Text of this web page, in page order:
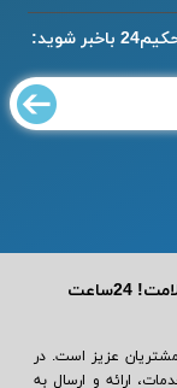
شوید:
فروشگاه اینترنتی داروخانه حکیم24، به وقت سلامت! 24ساعت
رضایت شما مشتریان عزیز است. در
ارائه و ارسال به